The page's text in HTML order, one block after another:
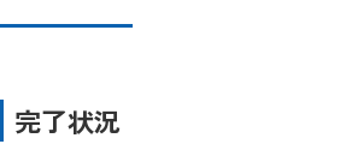
完了状況